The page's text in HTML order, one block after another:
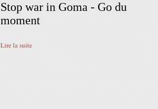
Stop war in Goma - Go du
moment
Lire la suite